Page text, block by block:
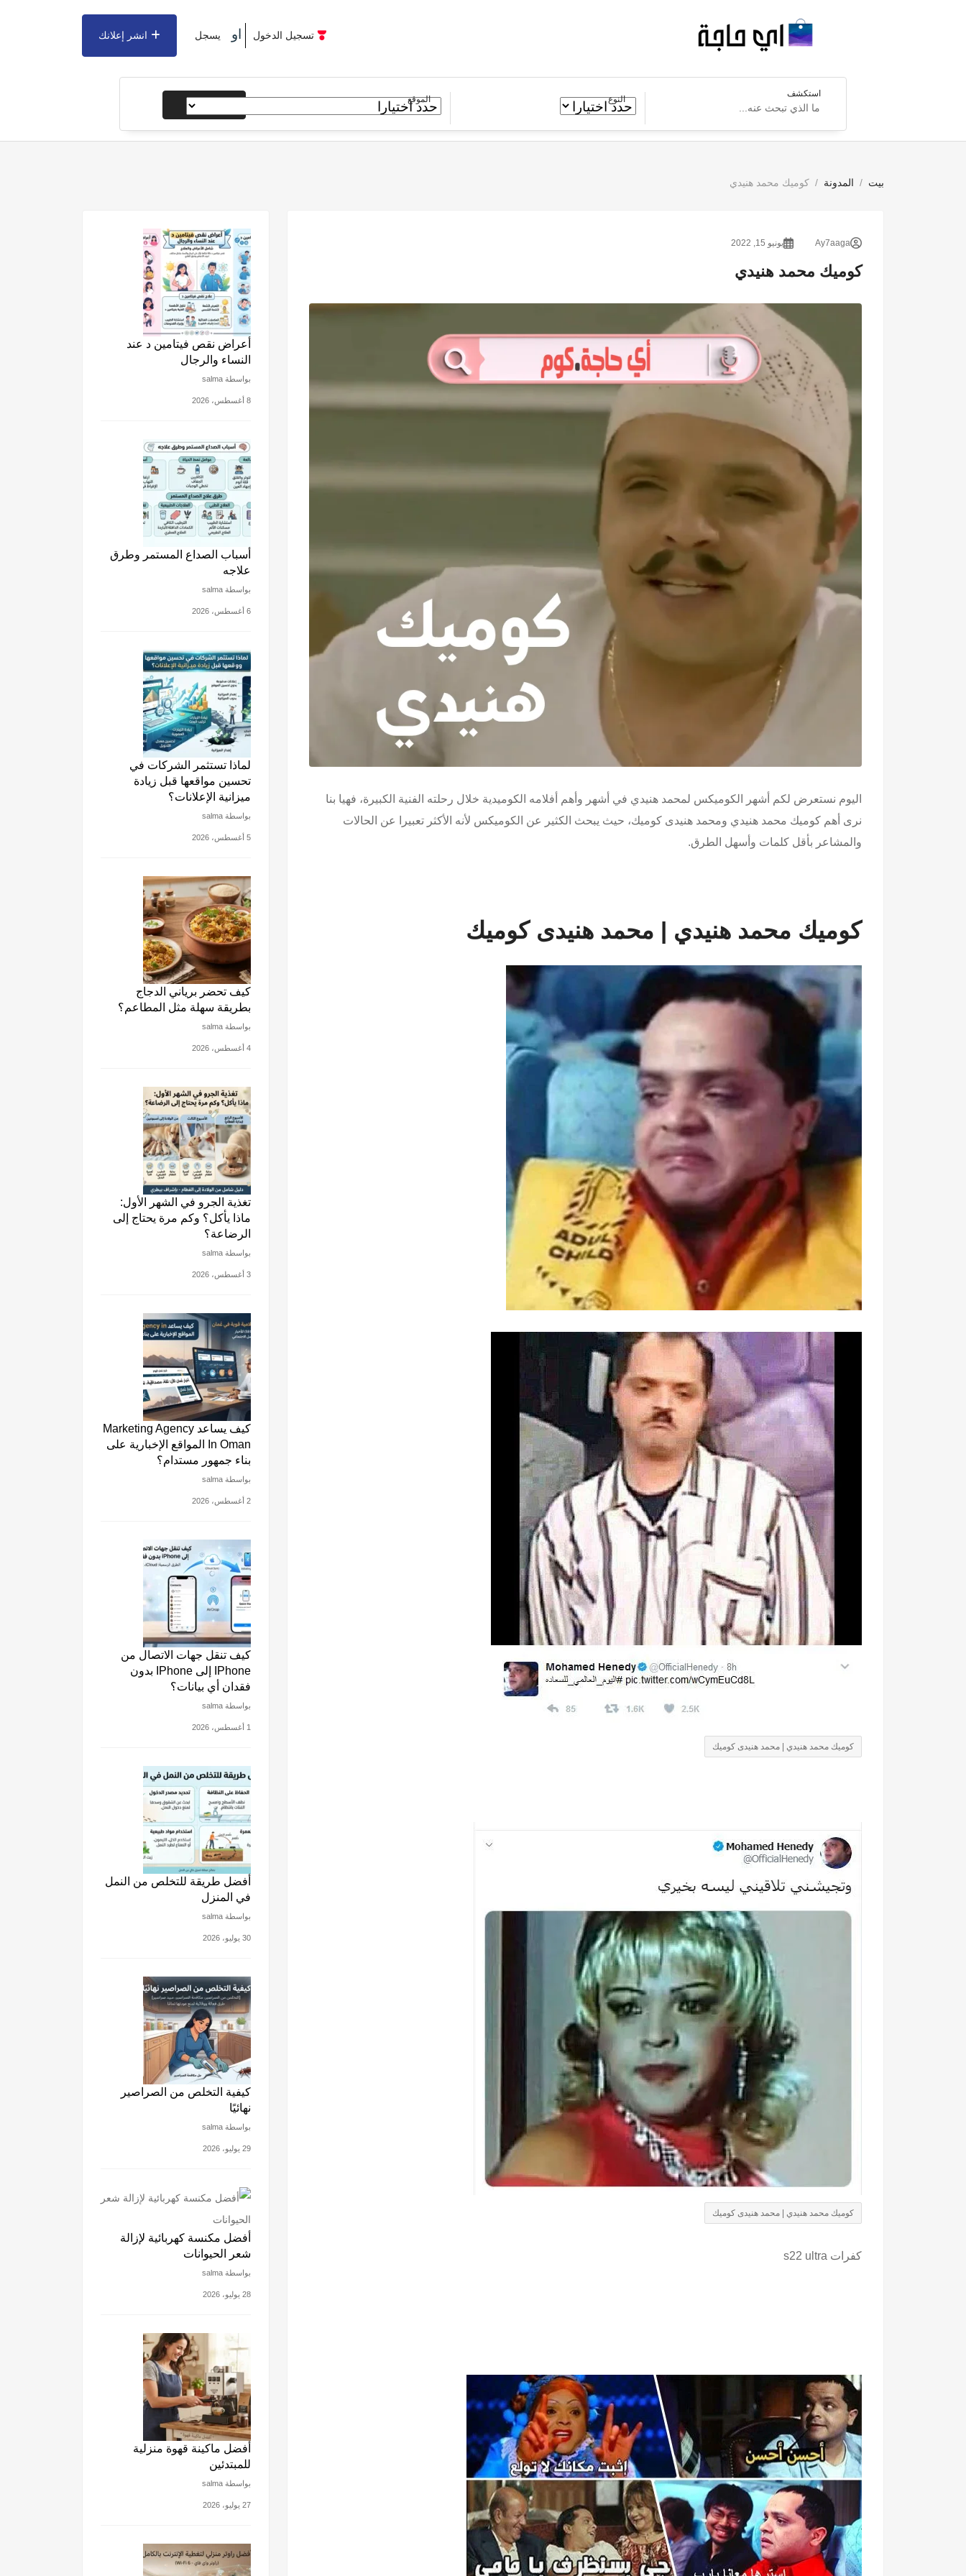
استكشف
النوع الموقع
يبحث
تسجيل الدخول او يسجل انشر إعلانك
بيت المدونة كوميك محمد هنيدي
Ay7aaga يونيو 15, 2022
كوميك محمد هنيدي
اليوم نستعرض لكم أشهر الكوميكس لمحمد هنيدي في أشهر وأهم أفلامه الكوميدية خلال رحلته الفنية الكبيرة، فهيا بنا
نرى أهم كوميك محمد هنيدي ومحمد هنيدى كوميك، حيث يبحث الكثير عن الكوميكس لأنه الأكثر تعبيرا عن الحالات
والمشاعر بأقل كلمات وأسهل الطرق.
كوميك محمد هنيدي | محمد هنيدى كوميك
كوميك محمد هنيدي | محمد هنيدى كوميك
كوميك محمد هنيدي | محمد هنيدى كوميك
كفرات s22 ultra
أعراض نقص فيتامين د عند
النساء والرجال
بواسطة salma
8 أغسطس، 2026
أسباب الصداع المستمر وطرق
علاجه
بواسطة salma
6 أغسطس، 2026
لماذا تستثمر الشركات في
تحسين مواقعها قبل زيادة
ميزانية الإعلانات؟
بواسطة salma
5 أغسطس، 2026
كيف تحضر برياني الدجاج
بطريقة سهلة مثل المطاعم؟
بواسطة salma
4 أغسطس، 2026
تغذية الجرو في الشهر الأول:
ماذا يأكل؟ وكم مرة يحتاج إلى
الرضاعة؟
بواسطة salma
3 أغسطس، 2026
كيف يساعد Marketing Agency
In Oman المواقع الإخبارية على
بناء جمهور مستدام؟
بواسطة salma
2 أغسطس، 2026
كيف تنقل جهات الاتصال من
IPhone إلى IPhone بدون
فقدان أي بيانات؟
بواسطة salma
1 أغسطس، 2026
أفضل طريقة للتخلص من النمل
في المنزل
بواسطة salma
30 يوليو، 2026
كيفية التخلص من الصراصير
نهائيًا
بواسطة salma
29 يوليو، 2026
أفضل مكنسة كهربائية لإزالة
شعر الحيوانات
بواسطة salma
28 يوليو، 2026
أفضل ماكينة قهوة منزلية
للمبتدئين
بواسطة salma
27 يوليو، 2026